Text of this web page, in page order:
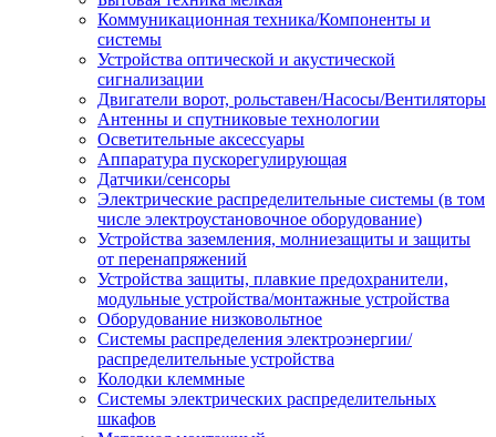
Коммуникационная техника/Компоненты и
системы
Устройства оптической и акустической
сигнализации
Двигатели ворот, рольставен/Насосы/Вентиляторы
Антенны и спутниковые технологии
Осветительные аксессуары
Аппаратура пускорегулирующая
Датчики/сенсоры
Электрические распределительные системы (в том
числе электроустановочное оборудование)
Устройства заземления, молниезащиты и защиты
от перенапряжений
Устройства защиты, плавкие предохранители,
модульные устройства/монтажные устройства
Оборудование низковольтное
Системы распределения электроэнергии/
распределительные устройства
Колодки клеммные
Системы электрических распределительных
шкафов